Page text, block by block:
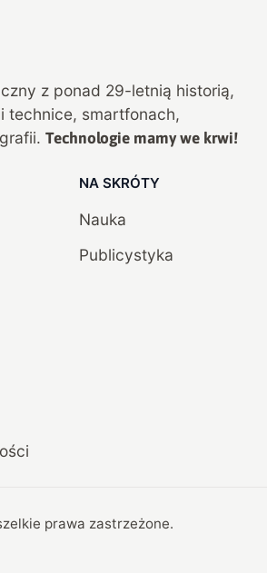
z ponad 29-letnią historią,
technice, smartfonach,
Technologie mamy we krwi!
NA SKRÓTY
Nauka
Publicystyka
prawa zastrzeżone.